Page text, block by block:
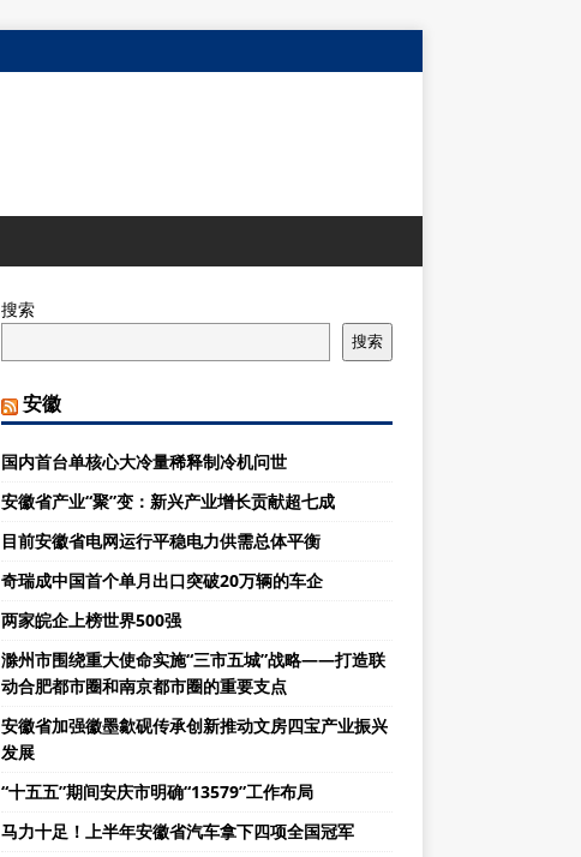
搜索
搜索
安徽
国内首台单核心大冷量稀释制冷机问世
安徽省产业“聚”变：新兴产业增长贡献超七成
目前安徽省电网运行平稳电力供需总体平衡
奇瑞成中国首个单月出口突破20万辆的车企
两家皖企上榜世界500强
滁州市围绕重大使命实施“三市五城”战略——打造联
动合肥都市圈和南京都市圈的重要支点
安徽省加强徽墨歙砚传承创新推动文房四宝产业振兴
发展
“十五五”期间安庆市明确“13579”工作布局
马力十足！上半年安徽省汽车拿下四项全国冠军